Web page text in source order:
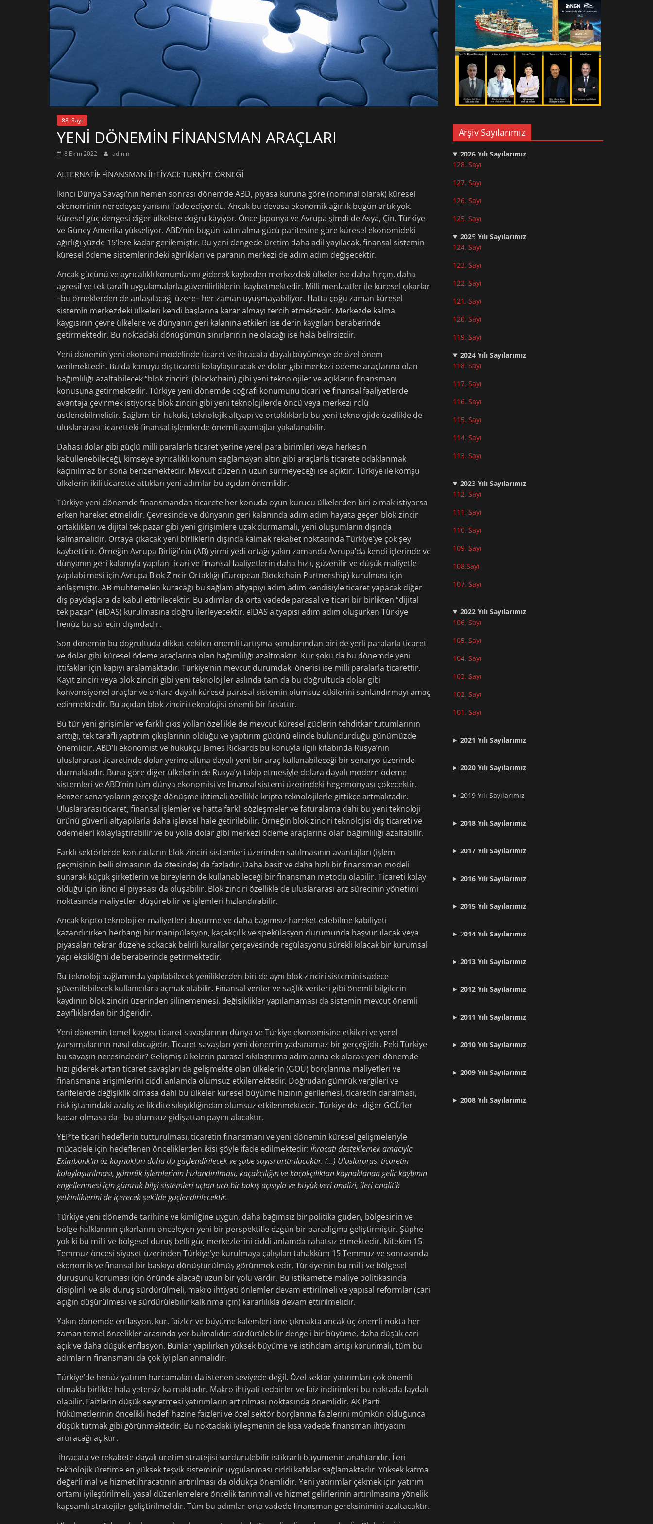
88. Sayı
YENİ DÖNEMİN FİNANSMAN ARAÇLARI
8 Ekim 2022 admin
ALTERNATİF FİNANSMAN İHTİYACI: TÜRKİYE ÖRNEĞİ
İkinci Dünya Savaşı’nın hemen sonrası dönemde ABD, piyasa kuruna göre (nominal olarak) küresel
ekonominin neredeyse yarısını ifade ediyordu. Ancak bu devasa ekonomik ağırlık bugün artık yok.
Küresel güç dengesi diğer ülkelere doğru kayıyor. Önce Japonya ve Avrupa şimdi de Asya, Çin, Türkiye
ve Güney Amerika yükseliyor. ABD’nin bugün satın alma gücü paritesine göre küresel ekonomideki
ağırlığı yüzde 15’lere kadar gerilemiştir. Bu yeni dengede üretim daha adil yayılacak, finansal sistemin
küresel ödeme sistemlerindeki ağırlıkları ve paranın merkezi de adım adım değişecektir.
Ancak gücünü ve ayrıcalıklı konumlarını giderek kaybeden merkezdeki ülkeler ise daha hırçın, daha
agresif ve tek taraflı uygulamalarla güvenilirliklerini kaybetmektedir. Milli menfaatler ile küresel çıkarlar
–bu örneklerden de anlaşılacağı üzere– her zaman uyuşmayabiliyor. Hatta çoğu zaman küresel
sistemin merkezdeki ülkeleri kendi başlarına karar almayı tercih etmektedir. Merkezde kalma
kaygısının çevre ülkelere ve dünyanın geri kalanına etkileri ise derin kaygıları beraberinde
getirmektedir. Bu noktadaki dönüşümün sınırlarının ne olacağı ise hala belirsizdir.
Yeni dönemin yeni ekonomi modelinde ticaret ve ihracata dayalı büyümeye de özel önem
verilmektedir. Bu da konuyu dış ticareti kolaylaştıracak ve dolar gibi merkezi ödeme araçlarına olan
bağımlılığı azaltabilecek “blok zinciri” (blockchain) gibi yeni teknolojiler ve açıkların finansmanı
konusuna getirmektedir. Türkiye yeni dönemde coğrafi konumunu ticari ve finansal faaliyetlerde
avantaja çevirmek istiyorsa blok zinciri gibi yeni teknolojilerde öncü veya merkezi rolü
üstlenebilmelidir. Sağlam bir hukuki, teknolojik altyapı ve ortaklıklarla bu yeni teknolojide özellikle de
uluslararası ticaretteki finansal işlemlerde önemli avantajlar yakalanabilir.
Dahası dolar gibi güçlü milli paralarla ticaret yerine yerel para birimleri veya herkesin
kabullenebileceği, kimseye ayrıcalıklı konum sağlamayan altın gibi araçlarla ticarete odaklanmak
kaçınılmaz bir sona benzemektedir. Mevcut düzenin uzun sürmeyeceği ise açıktır. Türkiye ile komşu
ülkelerin ikili ticarette attıkları yeni adımlar bu açıdan önemlidir.
Türkiye yeni dönemde finansmandan ticarete her konuda oyun kurucu ülkelerden biri olmak istiyorsa
erken hareket etmelidir. Çevresinde ve dünyanın geri kalanında adım adım hayata geçen blok zincir
ortaklıkları ve dijital tek pazar gibi yeni girişimlere uzak durmamalı, yeni oluşumların dışında
kalmamalıdır. Ortaya çıkacak yeni birliklerin dışında kalmak rekabet noktasında Türkiye’ye çok şey
kaybettirir. Örneğin Avrupa Birliği’nin (AB) yirmi yedi ortağı yakın zamanda Avrupa’da kendi içlerinde ve
dünyanın geri kalanıyla yapılan ticari ve finansal faaliyetlerin daha hızlı, güvenilir ve düşük maliyetle
yapılabilmesi için Avrupa Blok Zincir Ortaklığı (European Blockchain Partnership) kurulması için
anlaşmıştır. AB muhtemelen kuracağı bu sağlam altyapıyı adım adım kendisiyle ticaret yapacak diğer
dış paydaşlara da kabul ettirilecektir. Bu adımlar da orta vadede parasal ve ticari bir birlikten “dijital
tek pazar” (eIDAS) kurulmasına doğru ilerleyecektir. eIDAS altyapısı adım adım oluşurken Türkiye
henüz bu sürecin dışındadır.
Son dönemin bu doğrultuda dikkat çekilen önemli tartışma konularından biri de yerli paralarla ticaret
ve dolar gibi küresel ödeme araçlarına olan bağımlılığı azaltmaktır. Kur şoku da bu dönemde yeni
ittifaklar için kapıyı aralamaktadır. Türkiye’nin mevcut durumdaki önerisi ise milli paralarla ticarettir.
Kayıt zinciri veya blok zinciri gibi yeni teknolojiler aslında tam da bu doğrultuda dolar gibi
konvansiyonel araçlar ve onlara dayalı küresel parasal sistemin olumsuz etkilerini sonlandırmayı amaç
edinmektedir. Bu açıdan blok zinciri teknolojisi önemli bir fırsattır.
Bu tür yeni girişimler ve farklı çıkış yolları özellikle de mevcut küresel güçlerin tehditkar tutumlarının
arttığı, tek taraflı yaptırım çıkışlarının olduğu ve yaptırım gücünü elinde bulundurduğu günümüzde
önemlidir. ABD’li ekonomist ve hukukçu James Rickards bu konuyla ilgili kitabında Rusya’nın
uluslararası ticaretinde dolar yerine altına dayalı yeni bir araç kullanabileceği bir senaryo üzerinde
durmaktadır. Buna göre diğer ülkelerin de Rusya’yı takip etmesiyle dolara dayalı modern ödeme
sistemleri ve ABD’nin tüm dünya ekonomisi ve finansal sistemi üzerindeki hegemonyası çökecektir.
Benzer senaryoların gerçeğe dönüşme ihtimali özellikle kripto teknolojilerle gittikçe artmaktadır.
Uluslararası ticaret, finansal işlemler ve hatta farklı sözleşmeler ve faturalama dahi bu yeni teknoloji
ürünü güvenli altyapılarla daha işlevsel hale getirilebilir. Örneğin blok zinciri teknolojisi dış ticareti ve
ödemeleri kolaylaştırabilir ve bu yolla dolar gibi merkezi ödeme araçlarına olan bağımlılığı azaltabilir.
Farklı sektörlerde kontratların blok zinciri sistemleri üzerinden satılmasının avantajları (işlem
geçmişinin belli olmasının da ötesinde) da fazladır. Daha basit ve daha hızlı bir finansman modeli
sunarak küçük şirketlerin ve bireylerin de kullanabileceği bir finansman metodu olabilir. Ticareti kolay
olduğu için ikinci el piyasası da oluşabilir. Blok zinciri özellikle de uluslararası arz sürecinin yönetimi
noktasında maliyetleri düşürebilir ve işlemleri hızlandırabilir.
Ancak kripto teknolojiler maliyetleri düşürme ve daha bağımsız hareket edebilme kabiliyeti
kazandırırken herhangi bir manipülasyon, kaçakçılık ve spekülasyon durumunda başvurulacak veya
piyasaları tekrar düzene sokacak belirli kurallar çerçevesinde regülasyonu sürekli kılacak bir kurumsal
yapı eksikliğini de beraberinde getirmektedir.
Bu teknoloji bağlamında yapılabilecek yeniliklerden biri de aynı blok zinciri sistemini sadece
güvenilebilecek kullanıcılara açmak olabilir. Finansal veriler ve sağlık verileri gibi önemli bilgilerin
kaydının blok zinciri üzerinden silinememesi, değişiklikler yapılamaması da sistemin mevcut önemli
zayıflıklardan bir diğeridir.
Yeni dönemin temel kaygısı ticaret savaşlarının dünya ve Türkiye ekonomisine etkileri ve yerel
yansımalarının nasıl olacağıdır. Ticaret savaşları yeni dönemin yadsınamaz bir gerçeğidir. Peki Türkiye
bu savaşın neresindedir? Gelişmiş ülkelerin parasal sıkılaştırma adımlarına ek olarak yeni dönemde
hızı giderek artan ticaret savaşları da gelişmekte olan ülkelerin (GOÜ) borçlanma maliyetleri ve
finansmana erişimlerini ciddi anlamda olumsuz etkilemektedir. Doğrudan gümrük vergileri ve
tarifelerde değişiklik olmasa dahi bu ülkeler küresel büyüme hızının gerilemesi, ticaretin daralması,
risk iştahındaki azalış ve likidite sıkışıklığından olumsuz etkilenmektedir. Türkiye de –diğer GOÜ’ler
kadar olmasa da– bu olumsuz gidişattan payını alacaktır.
YEP’te ticari hedeflerin tutturulması, ticaretin finansmanı ve yeni dönemin küresel gelişmeleriyle
mücadele için hedeflenen önceliklerden ikisi şöyle ifade edilmektedir: İhracatı desteklemek amacıyla
Eximbank’ın öz kaynakları daha da güçlendirilecek ve şube sayısı arttırılacaktır. (…) Uluslararası ticaretin
kolaylaştırılması, gümrük işlemlerinin hızlandırılması, kaçakçılığın ve kaçakçılıktan kaynaklanan gelir kaybının
engellenmesi için gümrük bilgi sistemleri uçtan uca bir bakış açısıyla ve büyük veri analizi, ileri analitik
yetkinliklerini de içerecek şekilde güçlendirilecektir.
Türkiye yeni dönemde tarihine ve kimliğine uygun, daha bağımsız bir politika güden, bölgesinin ve
bölge halklarının çıkarlarını önceleyen yeni bir perspektifle özgün bir paradigma geliştirmiştir. Şüphe
yok ki bu milli ve bölgesel duruş belli güç merkezlerini ciddi anlamda rahatsız etmektedir. Nitekim 15
Temmuz öncesi siyaset üzerinden Türkiye’ye kurulmaya çalışılan tahakküm 15 Temmuz ve sonrasında
ekonomik ve finansal bir baskıya dönüştürülmüş görünmektedir. Türkiye’nin bu milli ve bölgesel
duruşunu koruması için önünde alacağı uzun bir yolu vardır. Bu istikamette maliye politikasında
disiplinli ve sıkı duruş sürdürülmeli, makro ihtiyati önlemler devam ettirilmeli ve yapısal reformlar (cari
açığın düşürülmesi ve sürdürülebilir kalkınma için) kararlılıkla devam ettirilmelidir.
Yakın dönemde enflasyon, kur, faizler ve büyüme kalemleri öne çıkmakta ancak üç önemli nokta her
zaman temel öncelikler arasında yer bulmalıdır: sürdürülebilir dengeli bir büyüme, daha düşük cari
açık ve daha düşük enflasyon. Bunlar yapılırken yüksek büyüme ve istihdam artışı korunmalı, tüm bu
adımların finansmanı da çok iyi planlanmalıdır.
Türkiye’de henüz yatırım harcamaları da istenen seviyede değil. Özel sektör yatırımları çok önemli
olmakla birlikte hala yetersiz kalmaktadır. Makro ihtiyati tedbirler ve faiz indirimleri bu noktada faydalı
olabilir. Faizlerin düşük seyretmesi yatırımların artırılması noktasında önemlidir. AK Parti
hükümetlerinin öncelikli hedefi hazine faizleri ve özel sektör borçlanma faizlerini mümkün olduğunca
düşük tutmak gibi görünmektedir. Bu noktadaki iyileşmenin de kısa vadede finansman ihtiyacını
artıracağı açıktır.
İhracata ve rekabete dayalı üretim stratejisi sürdürülebilir istikrarlı büyümenin anahtarıdır. İleri
teknolojik üretime en yüksek teşvik sisteminin uygulanması ciddi katkılar sağlamaktadır. Yüksek katma
değerli mal ve hizmet ihracatının artırılması da oldukça önemlidir. Yeni yatırımlar çekmek için yatırım
ortamı iyileştirilmeli, yasal düzenlemelere öncelik tanınmalı ve hizmet gelirlerinin artırılmasına yönelik
kapsamlı stratejiler geliştirilmelidir. Tüm bu adımlar orta vadede finansman gereksinimini azaltacaktır.
Arşiv Sayılarımız
2026 Yılı Sayılarımız
128. Sayı
127. Sayı
126. Sayı
125. Sayı
2025 Yılı Sayılarımız
124. Sayı
123. Sayı
122. Sayı
121. Sayı
120. Sayı
119. Sayı
2024 Yılı Sayılarımız
118. Sayı
117. Sayı
116. Sayı
115. Sayı
114. Sayı
113. Sayı
2023 Yılı Sayılarımız
112. Sayı
111. Sayı
110. Sayı
109. Sayı
108.Sayı
107. Sayı
2022 Yılı Sayılarımız
106. Sayı
105. Sayı
104. Sayı
103. Sayı
102. Sayı
101. Sayı
2021 Yılı Sayılarımız
2020 Yılı Sayılarımız
2019 Yılı Sayılarımız
2018 Yılı Sayılarımız
2017 Yılı Sayılarımız
2016 Yılı Sayılarımız
2015 Yılı Sayılarımız
2014 Yılı Sayılarımız
2013 Yılı Sayılarımız
2012 Yılı Sayılarımız
2011 Yılı Sayılarımız
2010 Yılı Sayılarımız
2009 Yılı Sayılarımız
2008 Yılı Sayılarımız